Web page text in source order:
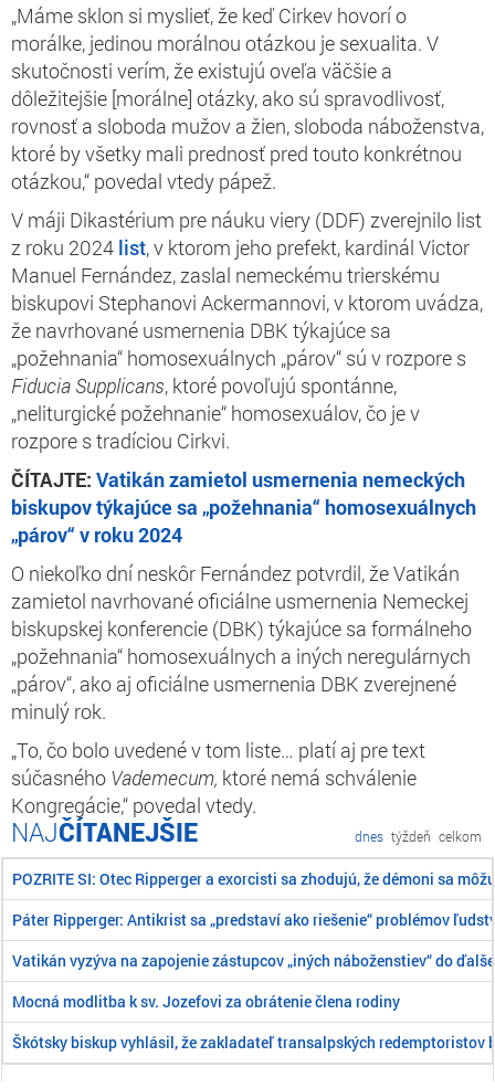
„Máme sklon si myslieť, že keď Cirkev hovorí o
morálke, jedinou morálnou otázkou je sexualita. V
skutočnosti verím, že existujú oveľa väčšie a
dôležitejšie [morálne] otázky, ako sú spravodlivosť,
rovnosť a sloboda mužov a žien, sloboda náboženstva,
ktoré by všetky mali prednosť pred touto konkrétnou
otázkou,“ povedal vtedy pápež.
V máji Dikastérium pre náuku viery (DDF) zverejnilo list
z roku 2024 list, v ktorom jeho prefekt, kardinál Victor
Manuel Fernández, zaslal nemeckému trierskému
biskupovi Stephanovi Ackermannovi, v ktorom uvádza,
že navrhované usmernenia DBK týkajúce sa
„požehnania“ homosexuálnych „párov“ sú v rozpore s
Fiducia Supplicans, ktoré povoľujú spontánne,
„neliturgické požehnanie“ homosexuálov, čo je v
rozpore s tradíciou Cirkvi.
ČÍTAJTE: Vatikán zamietol usmernenia nemeckých
biskupov týkajúce sa „požehnania“ homosexuálnych
„párov“ v roku 2024
O niekoľko dní neskôr Fernández potvrdil, že Vatikán
zamietol navrhované oficiálne usmernenia Nemeckej
biskupskej konferencie (DBK) týkajúce sa formálneho
„požehnania“ homosexuálnych a iných neregulárnych
„párov“, ako aj oficiálne usmernenia DBK zverejnené
minulý rok.
„To, čo bolo uvedené v tom liste… platí aj pre text
súčasného Vademecum, ktoré nemá schválenie
Kongregácie,“ povedal vtedy.
ČÍTANEJŠIE dnes týždeň celkom
POZRITE SI: Otec Ripperger a exorcisti sa zhodujú, že démoni sa
Páter Ripperger: Antikrist sa „predstaví ako riešenie“ problémov
Vatikán vyzýva na zapojenie zástupcov „iných náboženstiev“ do
Mocná modlitba k sv. Jozefovi za obrátenie člena rodiny
Škótsky biskup vyhlásil, že zakladateľ transalpských redemptoristov